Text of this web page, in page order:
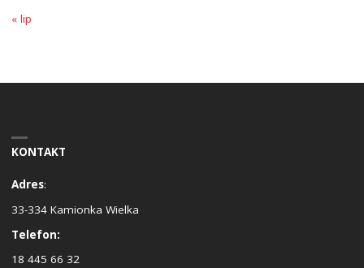
« lip
KONTAKT
Adres:
33-334 Kamionka Wielka
Telefon:
18 445 66 32